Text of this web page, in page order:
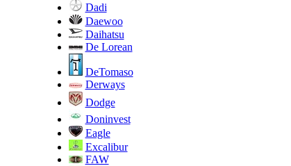
Dadi
Daewoo
Daihatsu
De Lorean
DeTomaso
Derways
Dodge
Doninvest
Eagle
Excalibur
FAW